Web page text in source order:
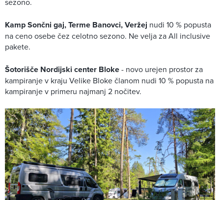
Kamp Sončni gaj, Terme Banovci, Veržej nudi 10 % popusta
na ceno osebe čez celotno sezono. Ne velja za All inclusive
pakete.
Šotorišče Nordijski center Bloke- novo urejen prostor za
kampiranje v kraju Velike Bloke članom nudi 10 % popusta na
kampiranje v primeru najmanj 2 nočitev.